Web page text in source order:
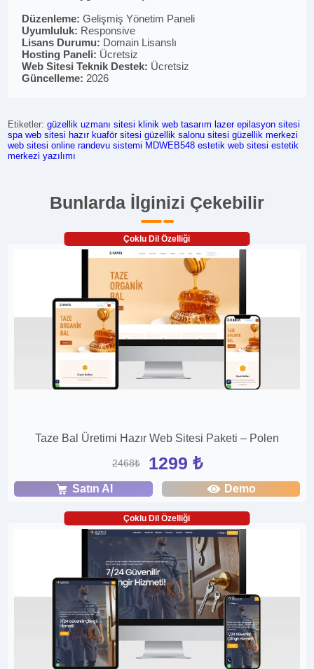
Düzenleme:Gelişmiş Yönetim Paneli
Uyumluluk: Responsive
Lisans Durumu: Domain Lisanslı
Hosting Paneli: Ücretsiz
Web Sitesi Teknik Destek: Ücretsiz
Güncelleme: 2026
Etiketler:güzellik uzmanı sitesi klinik web tasarım lazer epilasyon sitesi
spa web sitesi hazır kuaför sitesi güzellik salonu sitesi güzellik merkezi
web sitesi online randevu sistemi MDWEB548 estetik web sitesi estetik
merkezi yazılımı
Bunlarda İlginizi Çekebilir
Çoklu Dil Özelliği
Taze Bal Üretimi Hazır Web Sitesi Paketi – Polen
2468₺ 1299 ₺
Satın Al Demo
Çoklu Dil Özelliği